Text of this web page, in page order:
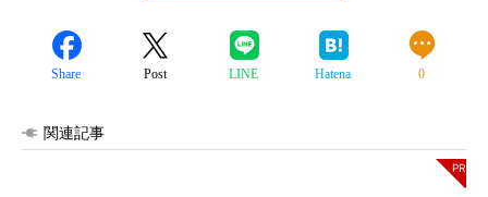
Share Post LINE Hatena 0
関連記事